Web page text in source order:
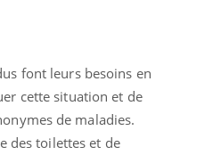
font leurs besoins en
cette situation et de
de maladies.
des toilettes et de